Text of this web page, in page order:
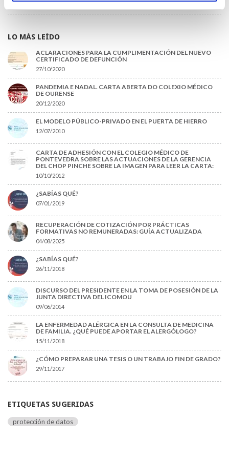
LO MÁS LEÍDO
ACLARACIONES PARA LA CUMPLIMENTACIÓN DEL NUEVO
CERTIFICADO DE DEFUNCIÓN
27/10/2020
PANDEMIA E NADAL. CARTA ABERTA DO COLEXIO MÉDICO
DE OURENSE
20/12/2020
EL MODELO PÚBLICO-PRIVADO EN EL PUERTA DE HIERRO
12/07/2010
CARTA DE ADHESIÓN CON EL COLEGIO MÉDICO DE
PONTEVEDRA SOBRE LAS ACTUACIONES DE LA GERENCIA
DEL CHOP PINCHE SOBRE LA IMAGEN PARA LEER LA CARTA:
10/10/2012
¿SABÍAS QUÉ?
07/01/2019
RECUPERACIÓN DE COTIZACIÓN POR PRÁCTICAS
FORMATIVAS NO REMUNERADAS: GUÍA ACTUALIZADA
04/08/2025
¿SABÍAS QUÉ?
26/11/2018
DISCURSO DEL PRESIDENTE EN LA TOMA DE POSESIÓN DE LA
JUNTA DIRECTIVA DEL ICOMOU
09/06/2014
LA ENFERMEDAD ALÉRGICA EN LA CONSULTA DE MEDICINA
DE FAMILIA. ¿QUÉ PUEDE APORTAR EL ALERGÓLOGO?
15/11/2018
¿CÓMO PREPARAR UNA TESIS O UN TRABAJO FIN DE GRADO?
29/11/2017
ETIQUETAS SUGERIDAS
protección de datos